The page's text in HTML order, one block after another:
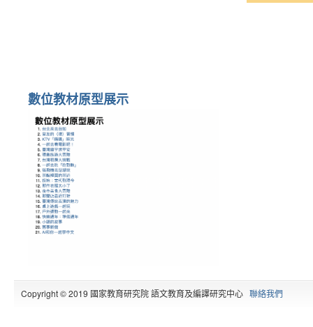
數位教材原型展示
Copyright © 2019 國家教育研究院 語文教育及編譯研究中心 聯絡我們